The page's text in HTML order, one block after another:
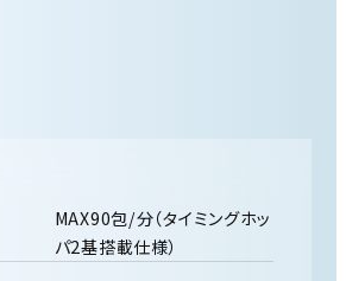
MAX90包/分（タイミングホッ
パ2基搭載仕様）